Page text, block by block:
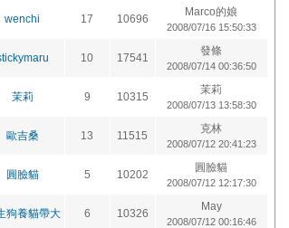
wenchi 17 10696
Marco的娘
2008/07/16 15:50:33
10 17541
發條
2008/07/14 00:36:50
茉莉 9 10315
茉莉
2008/07/13 13:58:30
歐吉桑 13 11515
克林
2008/07/12 20:41:23
圓臉貓 5 10202
圓臉貓
2008/07/12 12:17:30
狗養貓帶大 6 10326
May
2008/07/12 00:16:46